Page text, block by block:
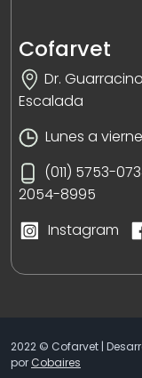
Cofarvet
Dr.
Escalada
Lunes a
(011) 5753-
2054-8995
Instagram
2022 © Cofarvet |
por Cobaires